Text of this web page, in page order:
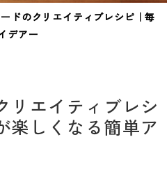
ドのクリエイティブレシピ｜毎
デアー
リエイティブレシ
楽しくなる簡単ア